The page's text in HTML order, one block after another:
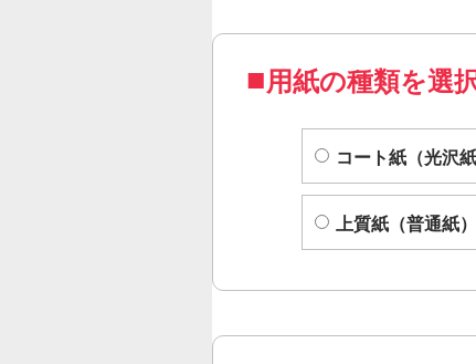
用紙の種類を選
コート紙（光沢紙
上質紙（普通紙）